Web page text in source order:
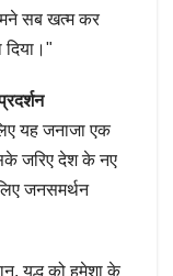
सब खत्म कर
दिया।"
यह जनाजा एक
जरिए देश के नए
जनसमर्थन
युद्ध को हमेशा के